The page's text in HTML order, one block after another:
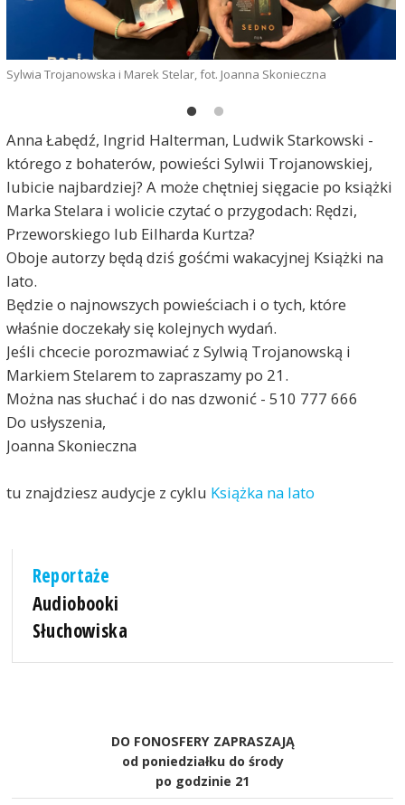
Sylwia Trojanowska i Marek Stelar, fot. Joanna Skonieczna
Anna Łabędź, Ingrid Halterman, Ludwik Starkowski -
którego z bohaterów, powieści Sylwii Trojanowskiej,
lubicie najbardziej? A może chętniej sięgacie po książki
Marka Stelara i wolicie czytać o przygodach: Rędzi,
Przeworskiego lub Eilharda Kurtza?
Oboje autorzy będą dziś gośćmi wakacyjnej Książki na
lato.
Będzie o najnowszych powieściach i o tych, które
właśnie doczekały się kolejnych wydań.
Jeśli chcecie porozmawiać z Sylwią Trojanowską i
Markiem Stelarem to zapraszamy po 21.
Można nas słuchać i do nas dzwonić - 510 777 666
Do usłyszenia,
Joanna Skonieczna
tu znajdziesz audycje z cyklu Książka na lato
Reportaże
Audiobooki
Słuchowiska
DO FONOSFERY ZAPRASZAJĄ
od poniedziałku do środy
po godzinie 21